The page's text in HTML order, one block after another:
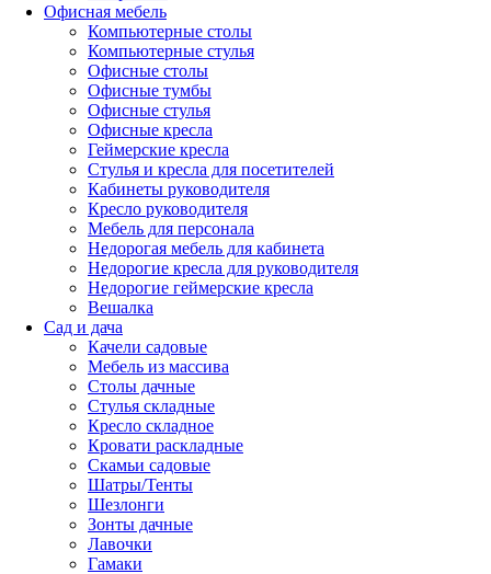
Офисная мебель
Компьютерные столы
Компьютерные стулья
Офисные столы
Офисные тумбы
Офисные стулья
Офисные кресла
Геймерские кресла
Стулья и кресла для посетителей
Кабинеты руководителя
Кресло руководителя
Мебель для персонала
Недорогая мебель для кабинета
Недорогие кресла для руководителя
Недорогие геймерские кресла
Вешалка
Сад и дача
Качели садовые
Мебель из массива
Столы дачные
Стулья складные
Кресло складное
Кровати раскладные
Скамьи садовые
Шатры/Тенты
Шезлонги
Зонты дачные
Лавочки
Гамаки